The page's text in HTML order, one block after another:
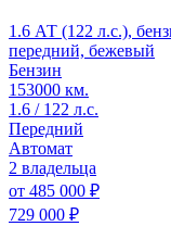
1.6 АТ (122 л.с.),
передний, бежевый
Бензин
153000 км.
1.6 / 122 л.с.
Передний
Автомат
2 владельца
от 485 000 ₽
729 000 ₽